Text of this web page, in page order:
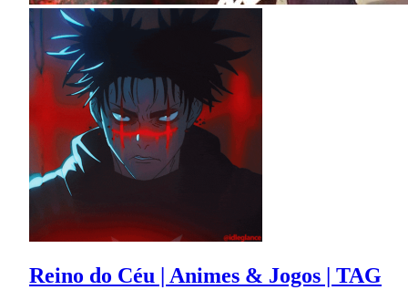
Reino do Céu | Animes & Jogos | TAG